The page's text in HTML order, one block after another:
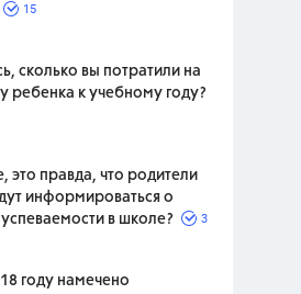
15
сколько вы потратили на
ребенка к учебному году?
это правда, что родители
информироваться о
в школе?
3
году намечено